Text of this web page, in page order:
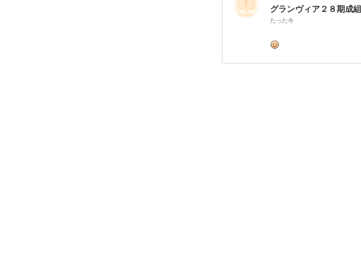
グランヴィア２８期成組
たった今